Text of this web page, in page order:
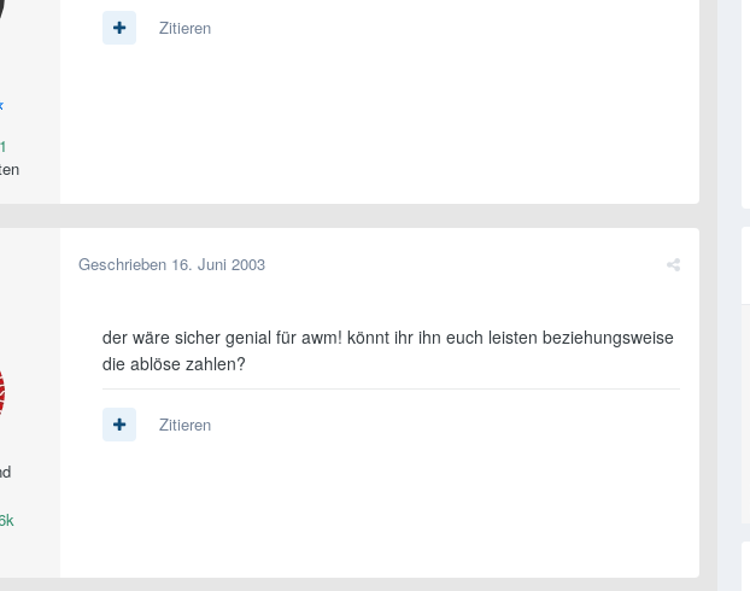
Zitieren
Geschrieben 16. Juni 2003
der wäre sicher genial für awm! könnt ihr ihn euch leisten beziehungsweise
die ablöse zahlen?
Zitieren